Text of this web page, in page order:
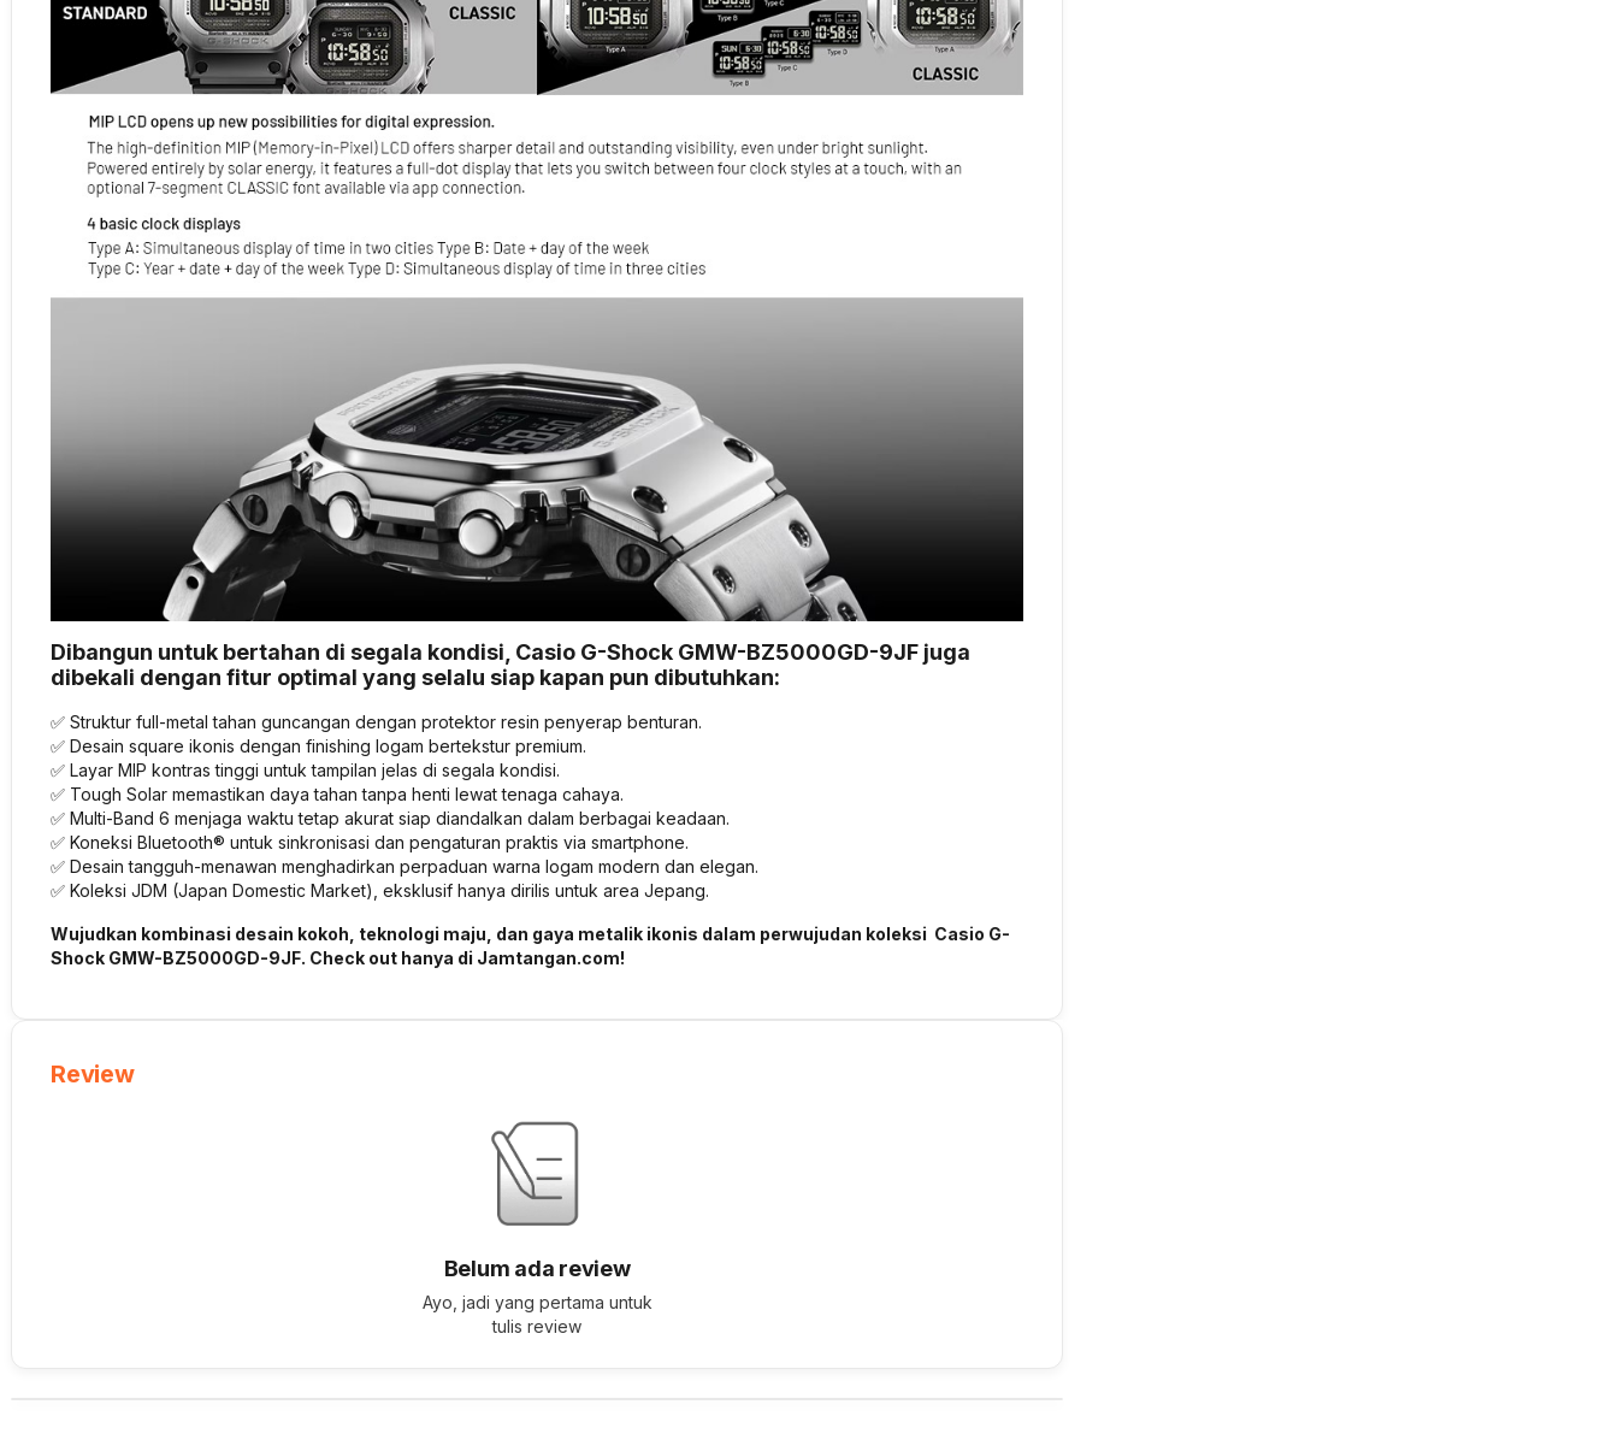
Dibangun untuk bertahan di segala kondisi, Casio G-Shock GMW-BZ5000GD-9JF juga
dibekali dengan fitur optimal yang selalu siap kapan pun dibutuhkan:
✅ Struktur full-metal tahan guncangan dengan protektor resin penyerap benturan.
✅ Desain square ikonis dengan finishing logam bertekstur premium.
✅ Layar MIP kontras tinggi untuk tampilan jelas di segala kondisi.
✅ Tough Solar memastikan daya tahan tanpa henti lewat tenaga cahaya.
✅ Multi-Band 6 menjaga waktu tetap akurat siap diandalkan dalam berbagai keadaan.
✅ Koneksi Bluetooth® untuk sinkronisasi dan pengaturan praktis via smartphone.
✅ Desain tangguh-menawan menghadirkan perpaduan warna logam modern dan elegan.
✅ Koleksi JDM (Japan Domestic Market), eksklusif hanya dirilis untuk area Jepang.
Wujudkan kombinasi desain kokoh, teknologi maju, dan gaya metalik ikonis dalam perwujudan koleksi Casio G-
Shock GMW-BZ5000GD-9JF. Check out hanya di Jamtangan.com!
Review
Belum ada review
Ayo, jadi yang pertama untuk
tulis review